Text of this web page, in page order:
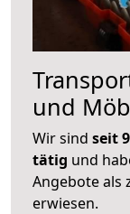
und
Wir sind seit
tätig und
Angebote als
erwiesen.